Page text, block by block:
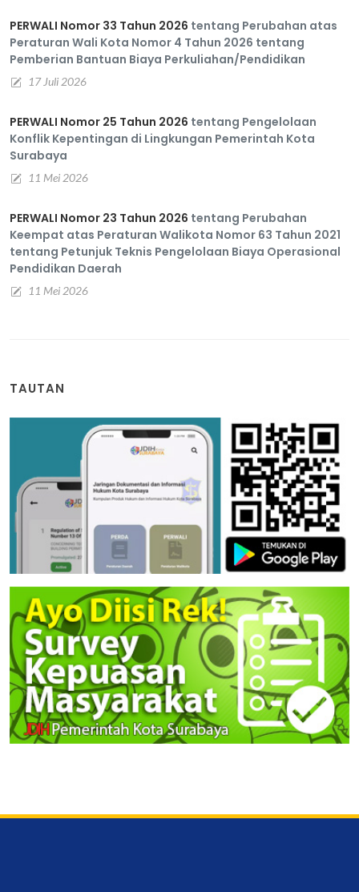
PERWALI Nomor 33 Tahun 2026 tentang Perubahan atas
Peraturan Wali Kota Nomor 4 Tahun 2026 tentang
Pemberian Bantuan Biaya Perkuliahan/Pendidikan
17 Juli 2026
PERWALI Nomor 25 Tahun 2026 tentang Pengelolaan
Konflik Kepentingan di Lingkungan Pemerintah Kota
Surabaya
11 Mei 2026
PERWALI Nomor 23 Tahun 2026 tentang Perubahan
Keempat atas Peraturan Walikota Nomor 63 Tahun 2021
tentang Petunjuk Teknis Pengelolaan Biaya Operasional
Pendidikan Daerah
11 Mei 2026
TAUTAN